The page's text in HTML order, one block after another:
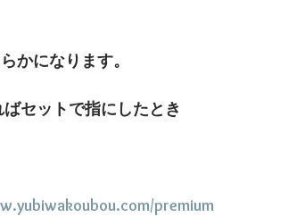
かになります。
セットで指にしたとき
premium